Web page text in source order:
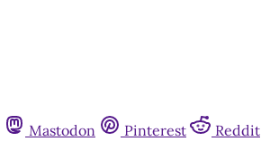
Mastodon Pinterest Reddit